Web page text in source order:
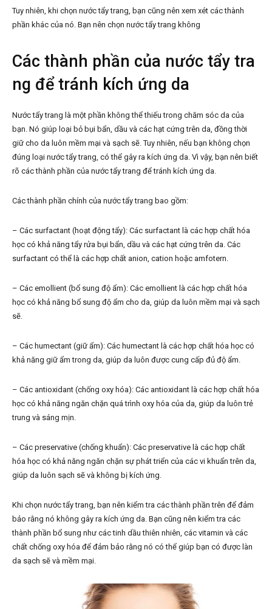
Tuy nhiên, khi chọn nước tẩy trang, bạn cũng nên xem xét các thành
phần khác của nó. Bạn nên chọn nước tẩy trang không
Các thành phần của nước tẩy tra
ng để tránh kích ứng da
Nước tẩy trang là một phần không thể thiếu trong chăm sóc da của
bạn. Nó giúp loại bỏ bụi bẩn, dầu và các hạt cứng trên da, đồng thời
giữ cho da luôn mềm mại và sạch sẽ. Tuy nhiên, nếu bạn không chọn
đúng loại nước tẩy trang, có thể gây ra kích ứng da. Vì vậy, bạn nên biết
rõ các thành phần của nước tẩy trang để tránh kích ứng da.
Các thành phần chính của nước tẩy trang bao gồm:
– Các surfactant (hoạt động tẩy): Các surfactant là các hợp chất hóa
học có khả năng tẩy rửa bụi bẩn, dầu và các hạt cứng trên da. Các
surfactant có thể là các hợp chất anion, cation hoặc amfotern.
– Các emollient (bổ sung độ ẩm): Các emollient là các hợp chất hóa
học có khả năng bổ sung độ ẩm cho da, giúp da luôn mềm mại và sạch
sẽ.
– Các humectant (giữ ẩm): Các humectant là các hợp chất hóa học có
khả năng giữ ẩm trong da, giúp da luôn được cung cấp đủ độ ẩm.
– Các antioxidant (chống oxy hóa): Các antioxidant là các hợp chất hóa
học có khả năng ngăn chặn quá trình oxy hóa của da, giúp da luôn trẻ
trung và sáng mịn.
– Các preservative (chống khuẩn): Các preservative là các hợp chất
hóa học có khả năng ngăn chặn sự phát triển của các vi khuẩn trên da,
giúp da luôn sạch sẽ và không bị kích ứng.
Khi chọn nước tẩy trang, bạn nên kiểm tra các thành phần trên để đảm
bảo rằng nó không gây ra kích ứng da. Bạn cũng nên kiểm tra các
thành phần bổ sung như các tinh dầu thiên nhiên, các vitamin và các
chất chống oxy hóa để đảm bảo rằng nó có thể giúp bạn có được làn
da sạch sẽ và mềm mại.